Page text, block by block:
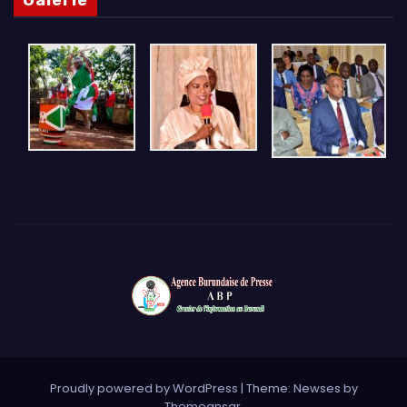
Proudly powered by WordPress | Theme: Newses by